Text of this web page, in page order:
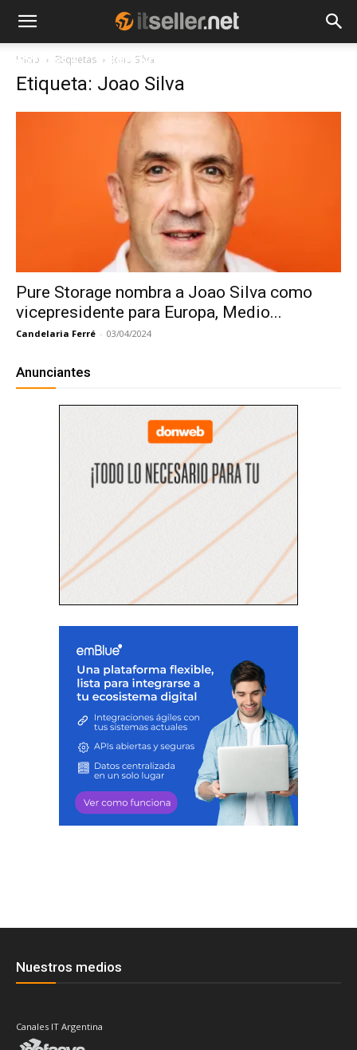
NOTICIAS TENDENCIAS
Inicio Etiquetas Joao Silva
Etiqueta: Joao Silva
Pure Storage nombra a Joao Silva como
vicepresidente para Europa, Medio...
Candelaria Ferré - 03/04/2024
Anunciantes
Nuestros medios
Canales IT Argentina